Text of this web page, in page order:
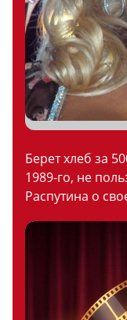
Берет хлеб за
1989-го, не
Распутина о